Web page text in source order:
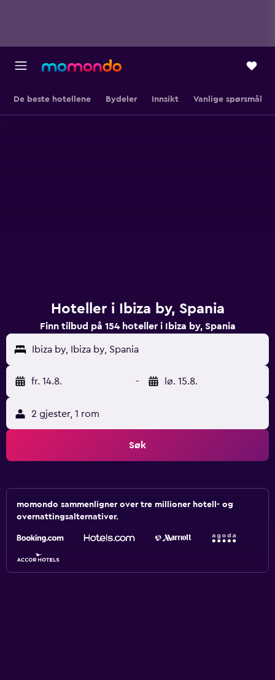
De beste hotellene Bydeler Innsikt Vanlige spørsmål
Hoteller i Ibiza by, Spania
Finn tilbud på 154 hoteller i Ibiza by, Spania
Ibiza by, Ibiza by, Spania
fr. 14.8. - lø. 15.8.
2 gjester, 1 rom
Søk
momondo sammenligner over tre millioner hotell- og
overnattingsalternativer.